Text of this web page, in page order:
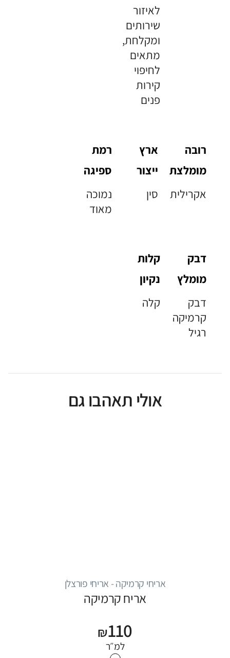
לאיזור
שירותים
ומקלחת,
מתאים
לחיפוי
קירות
פנים
רובה
מומלצת
אקרילית
ארץ
ייצור
סין
רמת
ספיגה
נמוכה
מאוד
דבק
מומלץ
דבק
קרמיקה
רגיל
קלות
נקיון
קלה
אולי תאהבו גם
אריחי קרמיקה - אריחי פורצלן
אריח קרמיקה
₪110
למ״ר